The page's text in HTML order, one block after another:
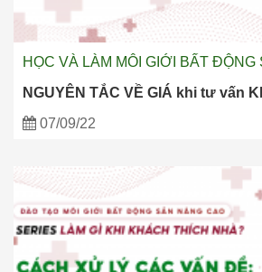
HỌC VÀ LÀM MÔI GIỚI BẤT ĐỘNG
NGUYÊN TẮC VỀ GIÁ khi tư vấn
07/09/22